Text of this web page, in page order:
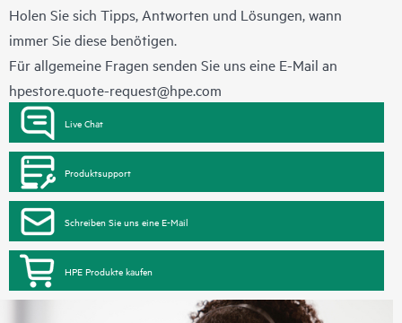
Holen Sie sich Tipps, Antworten und Lösungen, wann
immer Sie diese benötigen.
Für allgemeine Fragen senden Sie uns eine E-Mail an
hpestore.quote-request@hpe.com
Live Chat
Produktsupport
Schreiben Sie uns eine E-Mail
HPE Produkte kaufen